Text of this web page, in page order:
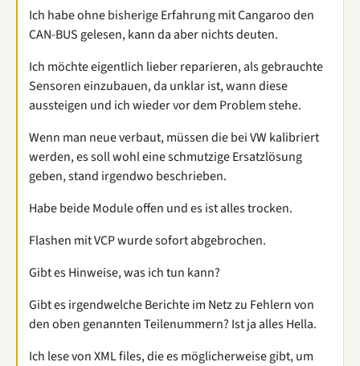
Ich habe ohne bisherige Erfahrung mit Cangaroo den
CAN-BUS gelesen, kann da aber nichts deuten.
Ich möchte eigentlich lieber reparieren, als gebrauchte
Sensoren einzubauen, da unklar ist, wann diese
aussteigen und ich wieder vor dem Problem stehe.
Wenn man neue verbaut, müssen die bei VW kalibriert
werden, es soll wohl eine schmutzige Ersatzlösung
geben, stand irgendwo beschrieben.
Habe beide Module offen und es ist alles trocken.
Flashen mit VCP wurde sofort abgebrochen.
Gibt es Hinweise, was ich tun kann?
Gibt es irgendwelche Berichte im Netz zu Fehlern von
den oben genannten Teilenummern? Ist ja alles Hella.
Ich lese von XML files, die es möglicherweise gibt, um